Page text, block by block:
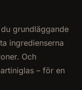
grundläggande
ingredienserna
Och
– för en